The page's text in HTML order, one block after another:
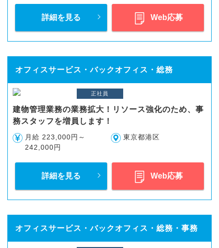
詳細を見る Web応募
オフィスサービス・バックオフィス・総務
正社員
建物管理業務の業務拡大！リソース強化のため、事
務スタッフを増員します！
月給 223,000円～
242,000円
東京都港区
詳細を見る Web応募
オフィスサービス・バックオフィス・総務・事務